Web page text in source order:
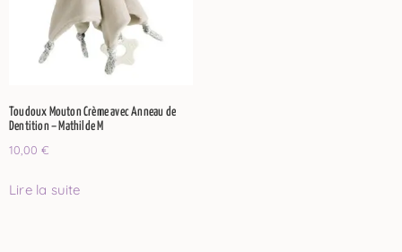
Toudoux Mouton Crème avec Anneau de
Dentition – Mathilde M
10,00€
Lire la suite